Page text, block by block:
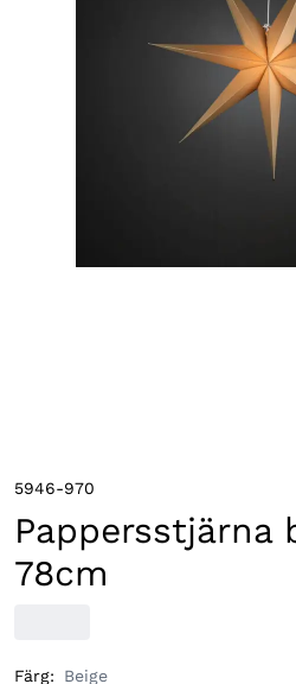
5946-970
Pappersstjärna
78cm
Färg: Beige